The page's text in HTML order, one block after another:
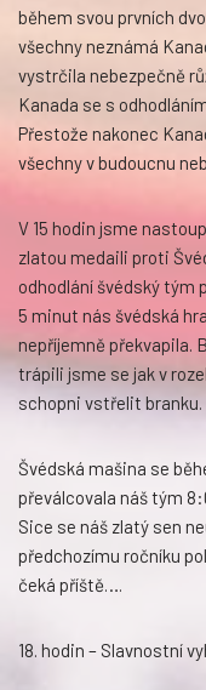
během svou prvních
všechny neznámá
vystrčila nebezpečně
Kanada se s
Přestože nakonec
všechny v budoucnu
V 15 hodin jsme
zlatou medaili proti
odhodlání švédský tým
5 minut nás švédská
nepříjemně překvapila.
trápili jsme se jak v
schopni vstřelit branku.
Švédská mašina se
převálcovala náš tým
Sice se náš zlatý sen
předchozímu ročníku
čeká příště….
18. hodin – Slavnostní